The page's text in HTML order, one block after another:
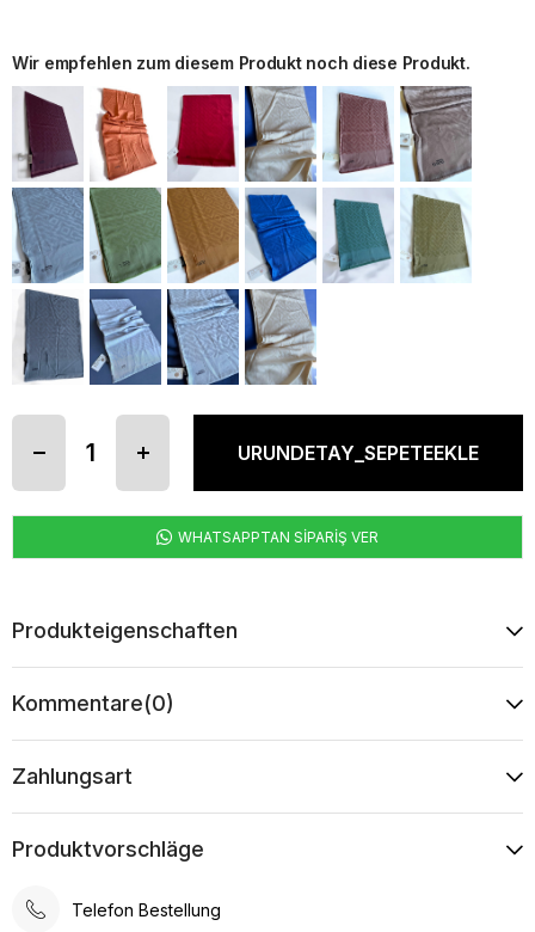
Wir empfehlen zum diesem Produkt noch diese Produkt.
WHATSAPPTAN SİPARİŞ VER
Produkteigenschaften
Kommentare(0)
Zahlungsart
Produktvorschläge
Telefon Bestellung